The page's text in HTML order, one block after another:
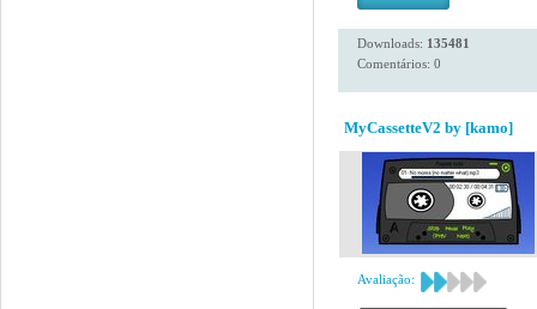
Downloads: 135481
Comentários: 0
MyCassetteV2 by [kamo]
Avaliação: